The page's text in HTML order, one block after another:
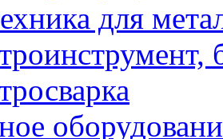
для